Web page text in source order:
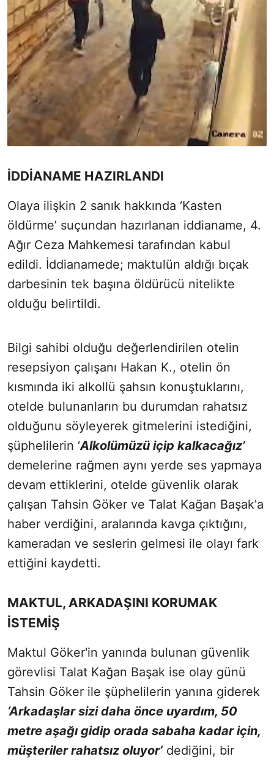
İDDİANAME HAZIRLANDI
Olaya ilişkin 2 sanık hakkında ‘Kasten
öldürme’ suçundan hazırlanan iddianame, 4.
Ağır Ceza Mahkemesi tarafından kabul
edildi. İddianamede; maktulün aldığı bıçak
darbesinin tek başına öldürücü nitelikte
olduğu belirtildi.
Bilgi sahibi olduğu değerlendirilen otelin
resepsiyon çalışanı Hakan K., otelin ön
kısmında iki alkollü şahsın konuştuklarını,
otelde bulunanların bu durumdan rahatsız
olduğunu söyleyerek gitmelerini istediğini,
şüphelilerin ‘Alkolümüzü içip kalkacağız’
demelerine rağmen aynı yerde ses yapmaya
devam ettiklerini, otelde güvenlik olarak
çalışan Tahsin Göker ve Talat Kağan Başak'a
haber verdiğini, aralarında kavga çıktığını,
kameradan ve seslerin gelmesi ile olayı fark
ettiğini kaydetti.
MAKTUL, ARKADAŞINI KORUMAK
İSTEMİŞ
Maktul Göker'in yanında bulunan güvenlik
görevlisi Talat Kağan Başak ise olay günü
Tahsin Göker ile şüphelilerin yanına giderek
‘Arkadaşlar sizi daha önce uyardım, 50
metre aşağı gidip orada sabaha kadar için,
müşteriler rahatsız oluyor’ dediğini, bir